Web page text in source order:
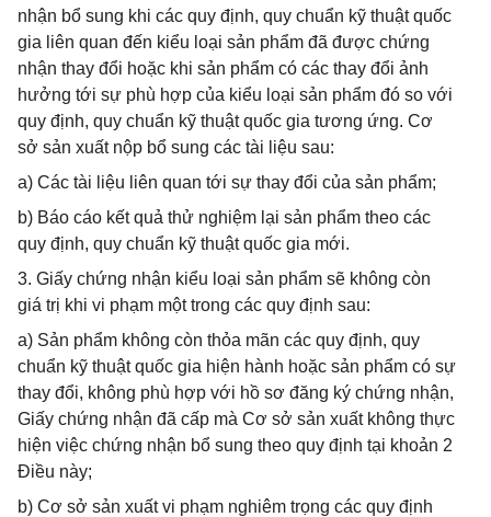
nhận bổ sung khi các quy định, quy chuẩn kỹ thuật quốc
gia liên quan đến kiểu loại sản phẩm đã được chứng
nhận thay đổi hoặc khi sản phẩm có các thay đổi ảnh
hưởng tới sự phù hợp của kiểu loại sản phẩm đó so với
quy định, quy chuẩn kỹ thuật quốc gia tương ứng. Cơ
sở sản xuất nộp bổ sung các tài liệu sau:
a) Các tài liệu liên quan tới sự thay đổi của sản phẩm;
b) Báo cáo kết quả thử nghiệm lại sản phẩm theo các
quy định, quy chuẩn kỹ thuật quốc gia mới.
3. Giấy chứng nhận kiểu loại sản phẩm sẽ không còn
giá trị khi vi phạm một trong các quy định sau:
a) Sản phẩm không còn thỏa mãn các quy định, quy
chuẩn kỹ thuật quốc gia hiện hành hoặc sản phẩm có sự
thay đổi, không phù hợp với hồ sơ đăng ký chứng nhận,
Giấy chứng nhận đã cấp mà Cơ sở sản xuất không thực
hiện việc chứng nhận bổ sung theo quy định tại khoản 2
Điều này;
b) Cơ sở sản xuất vi phạm nghiêm trọng các quy định